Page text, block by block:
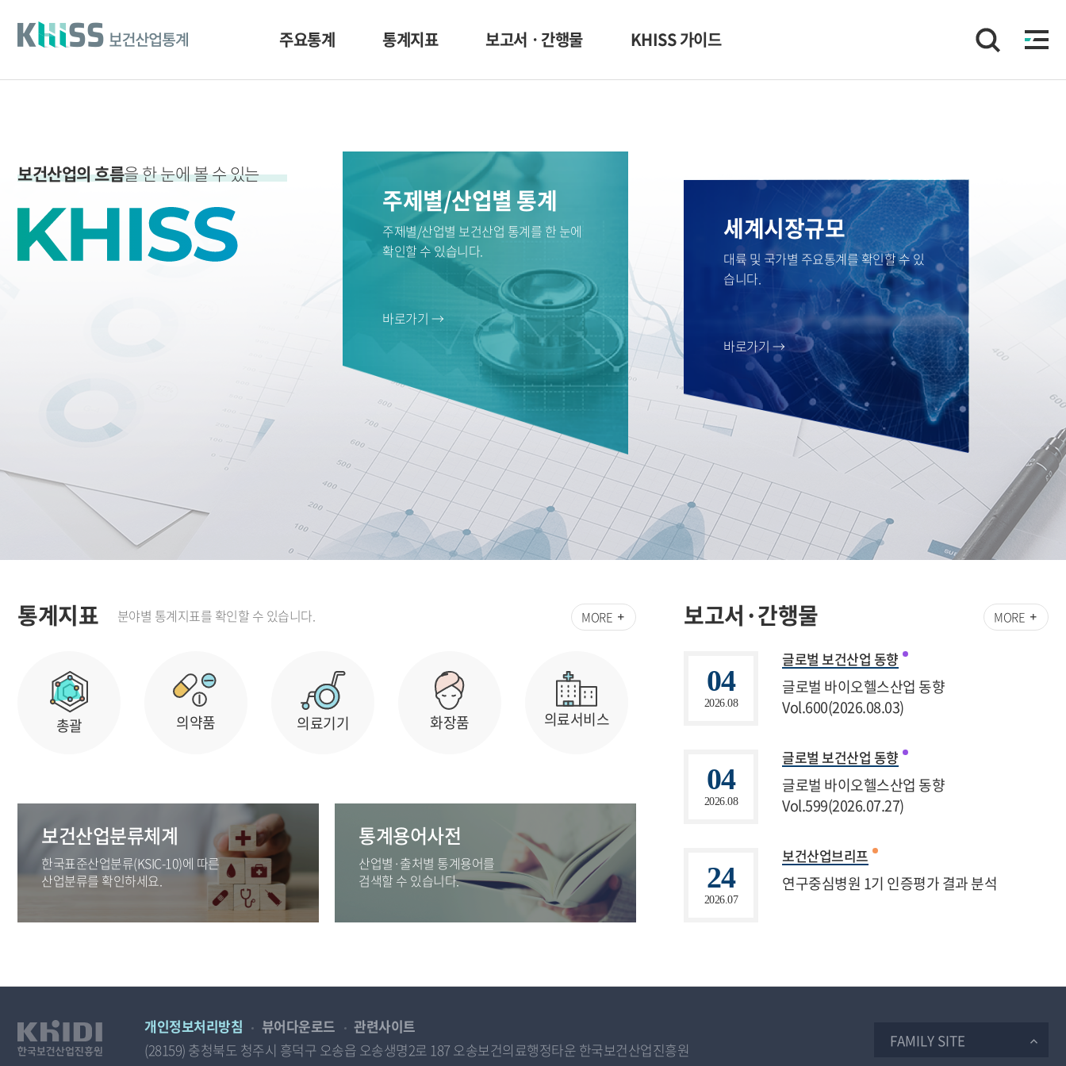
건
주요통계 통계지표 보고서ㆍ간행물 KHISS 가이드
보건산업의 흐름을 한 눈에 볼 수 있는
주제별/산업별 통계
주제별/산업별 보건산업 통계를 한 눈에
확인할 수 있습니다.
바로가기 →
세계시장규모
대륙 및 국가별 주요통계를 확인할 수 있
습니다.
바로가기 →
통계지표 분야별 통계지표를 확인할 수 있습니다.
총괄 의약품 의료기기 화장품 의료서비스
MORE
보건산업분류체계
한국표준산업분류(KSIC-10)에 따른
산업분류를 확인하세요.
통계용어사전
산업별·출처별 통계용어를
검색할 수 있습니다.
보고서·간행물
04
2026.08
글로벌 보건산업 동향
글로벌 바이오헬스산업 동향
Vol.600(2026.08.03)
04
2026.08
글로벌 보건산업 동향
글로벌 바이오헬스산업 동향
Vol.599(2026.07.27)
24
2026.07
보건산업브리프
연구중심병원 1기 인증평가 결과 분석
MORE
개인정보처리방침 뷰어다운로드
관련사이트
(28159) 충청북도 청주시 흥덕구 오송읍 오송생명2로 187 오송보건의료행정타운 한국보건산업진흥원
FAMILY SITE